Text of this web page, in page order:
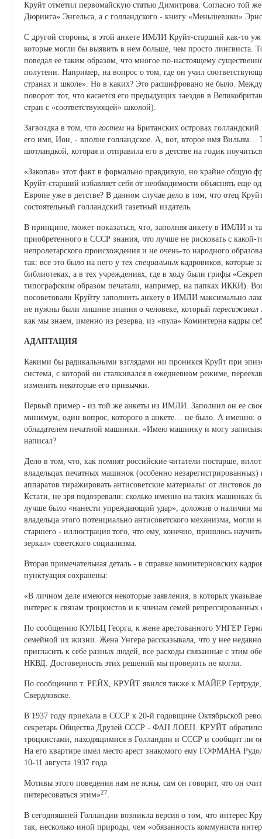
Круйт отметил первомайскую статью Димитрова. Согласно той
Дюринга» Энгельса, а с голландского - книгу «Меньшевики»
С другой стороны, в этой анкете ИМЛИ Круйт-старший как-то уж
которые могли бы выявить в нем больше, чем просто лингвиста.
поведал ее таким образом, что многое по-настоящему
полутени. Например, на вопрос о том, где он учил
странах и школе». Но в каких? Это расшифровано не было. Между
поворот: тот, что касается его предыдущих заездов в
стран с «соответствующей» школой).
Загвоздка в том, что гостем на Британских островах
его имя, Ион, - вполне голландское. А, вот, второе имя Вильям…
шотландкой, которая и отправила его в детстве на годик
«Закопав» этот факт в формально правдивую, но крайне общую
Круйт-старший избавляет себя от необходимости объяснять еще
Европе уже в детстве? В данном случае дело в том, что отец
состоятельный голландский газетный издатель.
В принципе, может показаться, что, заполняя анкету в ИМЛИ и
приобретенного в СССР знания, что лучше не рисковать с какой-
непролетарского происхождения и не очень-то народного
так: все это было на него у тех специальных кадровиков, которые
библиотеках, а в тех учреждениях, где в ходу были грифы
типографским образом печатали, например, на папках ИККИ).
посоветовали Круйту заполнить анкету в ИМЛИ максимально
не нужны были лишние знания о человеке, который пересиживал
как мы знаем, именно из резерва, из «пула» Коминтерна кадры
АДАПТАЦИЯ
Какими бы радикальными взглядами ни проникся Круйт при
система, с которой он сталкивался в ежедневном режиме,
изменить некоторые его привычки.
Первый пример - из той же анкеты из ИМЛИ. Заполнил он ее
минимум, один вопрос, которого в анкете… не было. А именно:
обладателем печатной машинки: «Имею машинку и могу
написал?
Дело в том, что, как помнят российские читатели постарше,
владельцах печатных машинок (особенно незарегистрированных)
аппаратов тиражировать антисоветские материалы: от листовок
Кстати, не зря подозревали: сколько именно на таких машинках
лучше было «нанести упреждающий удар», доложив о наличии
владельца этого потенциально антисоветского механизма,
старшего - иллюстрация того, что ему, конечно, пришлось
зеркал» советского социализма.
Вторая примечательная деталь - в справке коминтерновских
пунктуация сохранены:
«В личном деле имеются некоторые заявления, в которых
интерес к связам троцкистов и к членам семей
По сообщению КУЛЬЦ Георга, к жене арестованного УНГЕР
семейной их жизни. Жена Унгера рассказывала, что у нее
пригласить к себе разных людей, все расходы связанные с этим
НКВД. Достоверность этих решений мы проверить не могли.
По сообщению т. РЕЙХ, КРУЙТ явился также к МАЙЕР Гертруде,
Свердловске.
В 1937 году приехала в СССР к 20-й годовщине Октябрьской
секретарь Общества Друзей СССР - ФАН ЛОЕН. КРУЙТ
троцкистами, находящимися в Голландии и СССР и сообщит ли
На его квартире имел место арест знакомого ему ГОФМАНА
10-11 августа 1937 года.
Мотивы этого поведения нам не ясны, сам он говорит, что он
интересоваться этим»27.
В сегодняшней Голландии возникла версия о том, что интерес
так, несколько иной природы, чем «обязанность коммуниста